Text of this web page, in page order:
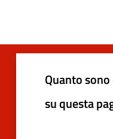
Quanto
su questa